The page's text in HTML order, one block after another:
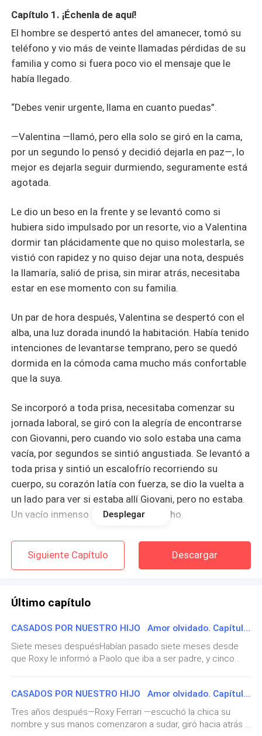
Capítulo 1. ¡Échenla de aquí!
El hombre se despertó antes del amanecer, tomó su
teléfono y vio más de veinte llamadas pérdidas de su
familia y como si fuera poco vio el mensaje que le
había llegado.
“Debes venir urgente, llama en cuanto puedas”.
—Valentina —llamó, pero ella solo se giró en la cama,
por un segundo lo pensó y decidió dejarla en paz—, lo
mejor es dejarla seguir durmiendo, seguramente está
agotada.
Le dio un beso en la frente y se levantó como si
hubiera sido impulsado por un resorte, vio a Valentina
dormir tan plácidamente que no quiso molestarla, se
vistió con rapidez y no quiso dejar una nota, después
la llamaría, salió de prisa, sin mirar atrás, necesitaba
estar en ese momento con su familia.
Un par de hora después, Valentina se despertó con el
alba, una luz dorada inundó la habitación. Había tenido
intenciones de levantarse temprano, pero se quedó
dormida en la cómoda cama mucho más confortable
que la suya.
Se incorporó a toda prisa, necesitaba comenzar su
jornada laboral, se giró con la alegría de encontrarse
con Giovanni, pero cuando vio solo estaba una cama
vacía, por segundos se sintió angustiada. Se levantó a
toda prisa y sintió un escalofrío recorriendo su
cuerpo, su corazón latía con fuerza, se dio la vuelta a
un lado para ver si estaba allí Giovani, pero no estaba.
Un vacío inmenso se abrió en su pecho.
Sin decir palabra, comenzó a buscarlo por toda la
suite del hotel donde habían pasado la noche, porque
no quiso ir al hotel donde él se estaba hospedando
quería que esa situación le causara problemas.
Lo buscó por todos lados, luego salió a los pasillos y
recorrió todos los rincones hasta que llegó al
vestíbulo. Y no encontró nada, ni una nota, es como si
Regresó a la habitación, recogió su cartera y salió de
allí sintiendo el alma pender de un hilo, se despidió de
Desplegar
Siguiente Capítulo Descargar
Último capítulo
CASADOS POR NUESTRO HIJO Amor olvidado. Capítulo 41. Una familia feliz.
Siete meses despuésHabían pasado siete meses desde
que Roxy le informó a Paolo que iba a ser padre, y cinco
y preparándose para la llegada de los bebés. Habían
elegido nombres para ambos sexos y habían comprado
todo lo necesario para el cuidado de los recién
nacidos.Roxy tuvo un embarazo feliz, ni siquiera sintió
CASADOS POR NUESTRO HIJO Amor olvidado. Capítulo 40. Agradeciendo los logros.
Tres años después—Roxy Ferrari —escuchó la chica su
nombre y sus manos comenzaron a sudar, giró hacia atrás y